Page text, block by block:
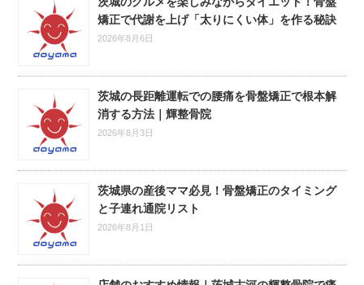
矯正で代謝を上げ「太りにくい体」を作る秘訣
2026年8月6日
茨城の長距離運転での腰痛を骨盤矯正で根本解
消する方法｜輝整骨院
2026年8月3日
茨城県の産後ママ必見！骨盤矯正のタイミング
と子連れ通院リスト
2026年8月1日